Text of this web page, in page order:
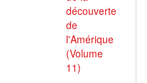
découverte
de
l'Amérique
(Volume
11)